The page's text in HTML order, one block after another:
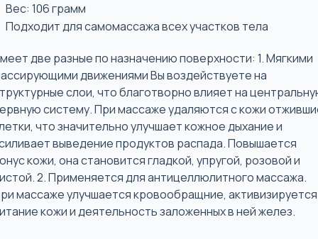
Вес: 106 грамм
Подходит для самомассажа всех участков тела
две разные по назначению поверхности: 1. Мягкими
движениями Вы воздействуете на
слои, что благотворно влияет на
систему. При массаже удаляются с кожи
что значительно улучшает кожное дыхание и
выведение продуктов распада. Повышается
кожи, она становится гладкой, упругой, розовой и
2. Применяется для антицеллюлитного массажа.
массаже улучшается кровообращние, активизируется
кожи и деятельность заложенных в ней желез.